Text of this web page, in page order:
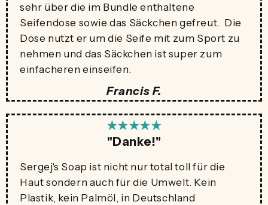
sehr über die im Bundle enthaltene
Seifendose sowie das Säckchen gefreut. Die
Dose nutzt er um die Seife mit zum Sport zu
nehmen und das Säckchen ist super zum
einfacheren einseifen.
Francis F.
★★★★★
"Danke!"
Sergej's Soap ist nicht nur total toll für die
Haut sondern auch für die Umwelt. Kein
Plastik, kein Palmöl, in Deutschland